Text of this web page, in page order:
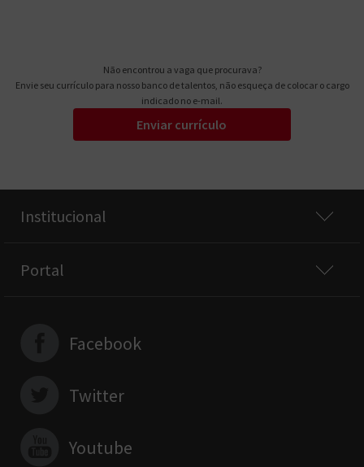
Não encontrou a vaga que procurava?
Envie seu currículo para nosso banco de talentos, não esqueça de colocar o cargo
indicado no e-mail.
Enviar currículo
Institucional
Portal
Facebook
Twitter
Youtube